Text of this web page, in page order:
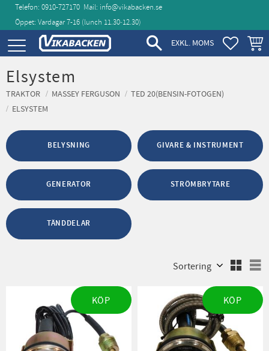
Meny
Telefon: 0910-727170 Mail: info@vikabacken.se
Öppet: Vardagar 7-16 (lunch 11.30‑12.30)
EXKL. MOMS
Elsystem
TRAKTOR MASSEY FERGUSON
TED 20(BENSIN-FOTOGEN)
ELSYSTEM
BELYSNING GIVARE & INSTRUMENT
GENERATOR STRÖMBRYTARE
TÄNDDELAR
KÖP KÖP